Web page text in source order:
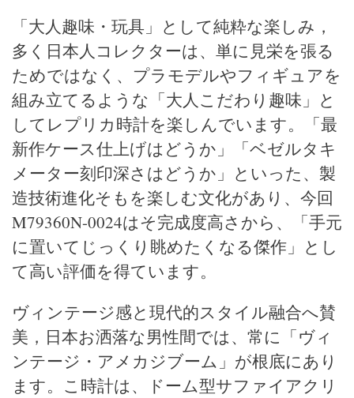
「大人趣味・玩具」として純粋な楽しみ，
多く日本人コレクターは、単に見栄を張る
ためではなく、プラモデルやフィギュアを
組み立てるような「大人こだわり趣味」と
してレプリカ時計を楽しんでいます。「最
新作ケース仕上げはどうか」「ベゼルタキ
メーター刻印深さはどうか」といった、製
造技術進化そもを楽しむ文化があり、今回
M79360N-0024はそ完成度高さから、「手元
に置いてじっくり眺めたくなる傑作」とし
て高い評価を得ています。
ヴィンテージ感と現代的スタイル融合へ賛
美，日本お洒落な男性間では、常に「ヴィ
ンテージ・アメカジブーム」が根底にあり
ます。こ時計は、ドーム型サファイアクリ